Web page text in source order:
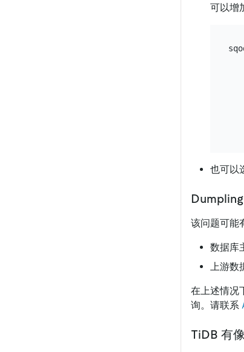
可以增
也可以
该问题可能
数据库
上游
在上述情况
询。请联系
TiDB 有